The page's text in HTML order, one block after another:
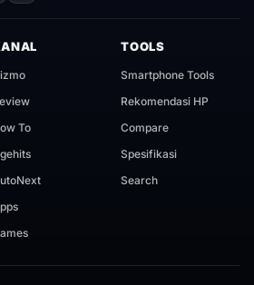
To
TOOLS
Smartphone Tools
Rekomendasi HP
Compare
Spesifikasi
Search